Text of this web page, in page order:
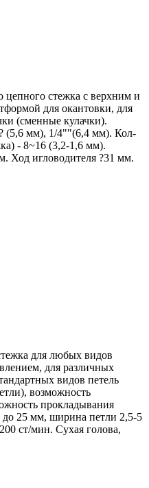
цепного стежка с верхним и
для окантовки, для
(сменные кулачки).
(5,6 мм), 1/4""(6,4 мм). Кол-
- 8~16 (3,2-1,6 мм).
Ход игловодителя ?31 мм.
для любых видов
для различных
видов петель
возможность
прокладывания
до 25 мм, ширина петли 2,5-5
ст/мин. Сухая голова,